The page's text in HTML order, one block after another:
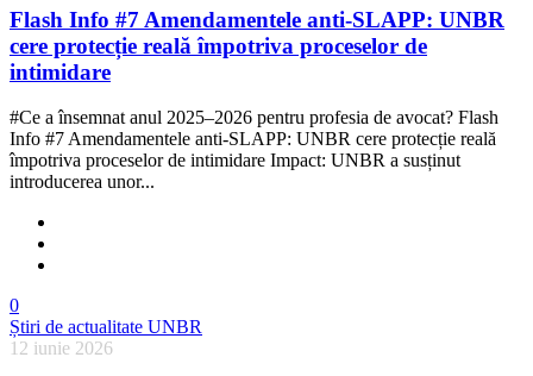
Flash Info #7 Amendamentele anti-SLAPP: UNBR
cere protecție reală împotriva proceselor de
intimidare
#Ce a însemnat anul 2025–2026 pentru profesia de avocat? Flash
Info #7 Amendamentele anti-SLAPP: UNBR cere protecție reală
împotriva proceselor de intimidare Impact: UNBR a susținut
introducerea unor...
0
Știri de actualitate UNBR
12 iunie 2026